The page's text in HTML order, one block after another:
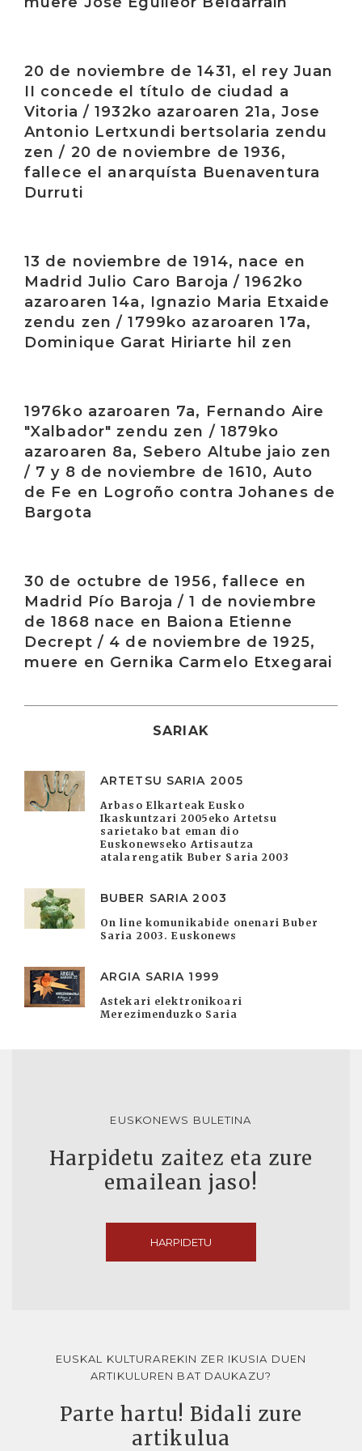
20 de noviembre de 1431, el rey Juan
II concede el título de ciudad a
Vitoria / 1932ko azaroaren 21a, Jose
Antonio Lertxundi bertsolaria zendu
zen / 20 de noviembre de 1936,
fallece el anarquísta Buenaventura
Durruti
13 de noviembre de 1914, nace en
Madrid Julio Caro Baroja / 1962ko
azaroaren 14a, Ignazio Maria Etxaide
zendu zen / 1799ko azaroaren 17a,
Dominique Garat Hiriarte hil zen
1976ko azaroaren 7a, Fernando Aire
"Xalbador" zendu zen / 1879ko
azaroaren 8a, Sebero Altube jaio zen
/ 7 y 8 de noviembre de 1610, Auto
de Fe en Logroño contra Johanes de
Bargota
30 de octubre de 1956, fallece en
Madrid Pío Baroja / 1 de noviembre
de 1868 nace en Baiona Etienne
Decrept / 4 de noviembre de 1925,
muere en Gernika Carmelo Etxegarai
SARIAK
ARTETSU SARIA 2005
Arbaso Elkarteak Eusko
Ikaskuntzari 2005eko Artetsu
sarietako bat eman dio
Euskonewseko Artisautza
atalarengatik Buber Saria 2003
BUBER SARIA 2003
On line komunikabide onenari Buber
Saria 2003. Euskonews
ARGIA SARIA 1999
Astekari elektronikoari
Merezimenduzko Saria
EUSKONEWS BULETINA
Harpidetu zaitez eta zure
emailean jaso!
HARPIDETU
EUSKAL KULTURAREKIN ZER IKUSIA DUEN
ARTIKULUREN BAT DAUKAZU?
Parte hartu! Bidali zure
artikulua